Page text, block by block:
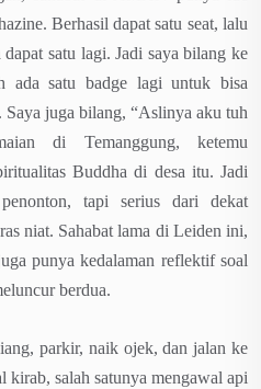
Berhasil dapat satu seat, lalu
satu lagi. Jadi saya bilang ke
ada satu badge lagi untuk bisa
juga bilang, “Aslinya aku tuh
di Temanggung, ketemu
Buddha di desa itu. Jadi
tapi serius dari dekat
niat. Sahabat lama di Leiden ini,
punya kedalaman reflektif soal
berdua.
parkir, naik ojek, dan jalan ke
salah satunya mengawal api